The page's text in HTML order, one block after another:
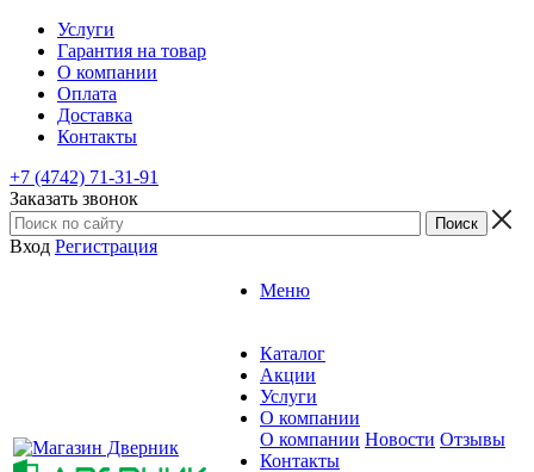
Услуги
Гарантия на товар
О компании
Оплата
Доставка
Контакты
+7 (4742) 71-31-91
Заказать звонок
Вход Регистрация
Меню
Каталог
Акции
Услуги
О компании
О компании Новости Отзывы
Контакты